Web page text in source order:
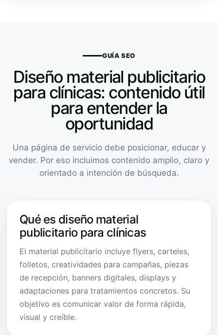
GUÍA SEO
Diseño material publicitario
para clínicas: contenido útil
para entender la
oportunidad
Una página de servicio debe posicionar, educar y
vender. Por eso incluimos contenido amplio, claro y
orientado a intención de búsqueda.
Qué es diseño material
publicitario para clínicas
El material publicitario incluye flyers, carteles,
folletos, creatividades para campañas, piezas
de recepción, banners digitales, displays y
adaptaciones para tratamientos concretos. Su
objetivo es comunicar valor de forma rápida,
visual y creíble.